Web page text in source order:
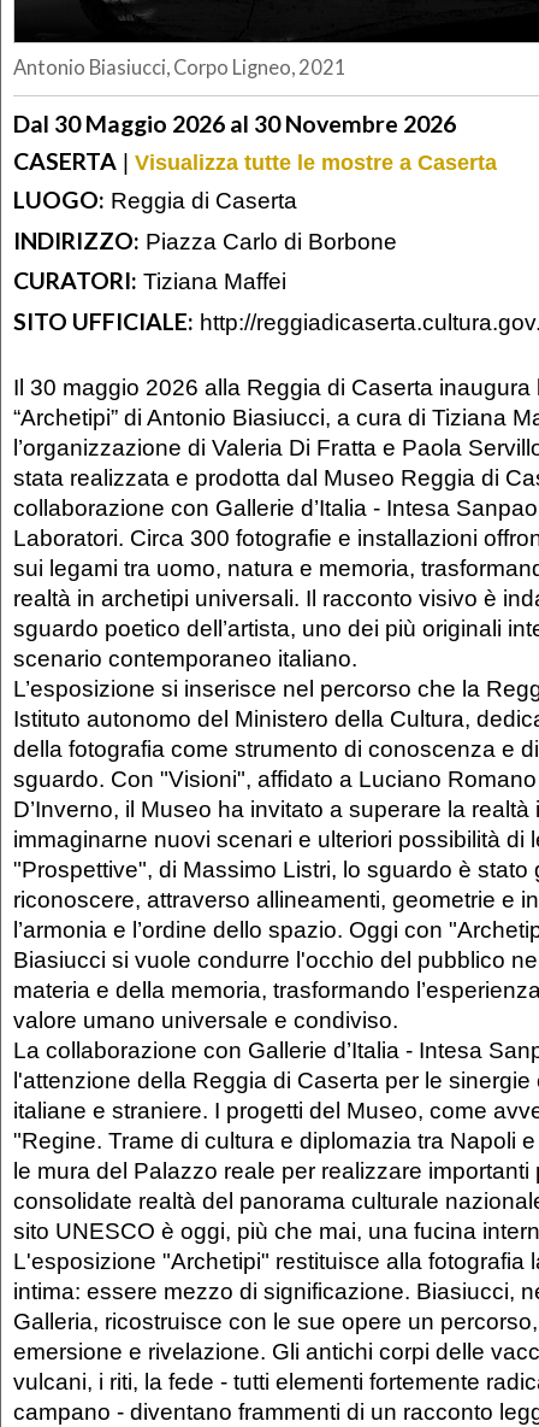
Antonio Biasiucci, Corpo Ligneo, 2021
Dal 30 Maggio 2026 al 30 Novembre 2026
CASERTA | Visualizza tutte le mostre a Caserta
LUOGO: Reggia di Caserta
INDIRIZZO: Piazza Carlo di Borbone
CURATORI: Tiziana Maffei
SITO UFFICIALE: http://
Il 30 maggio 2026 alla Reggia di Caserta inaugura
“Archetipi” di Antonio Biasiucci, a cura di Tiziana
l’organizzazione di Valeria Di Fratta e Paola
stata realizzata e prodotta dal Museo Reggia di
collaborazione con Gallerie d’Italia - Intesa
Laboratori. Circa 300 fotografie e installazioni
sui legami tra uomo, natura e memoria,
realtà in archetipi universali. Il racconto visivo è
sguardo poetico dell’artista, uno dei più originali
scenario contemporaneo italiano.
L’esposizione si inserisce nel percorso che la
Istituto autonomo del Ministero della Cultura,
della fotografia come strumento di conoscenza e
sguardo. Con "Visioni", affidato a Luciano
D’Inverno, il Museo ha invitato a superare la realtà
immaginarne nuovi scenari e ulteriori possibilità di
"Prospettive", di Massimo Listri, lo sguardo è stato
riconoscere, attraverso allineamenti, geometrie e
l’armonia e l’ordine dello spazio. Oggi con
Biasiucci si vuole condurre l'occhio del pubblico
materia e della memoria, trasformando
valore umano universale e condiviso.
La collaborazione con Gallerie d’Italia - Intesa
l'attenzione della Reggia di Caserta per le sinergie
italiane e straniere. I progetti del Museo, come
"Regine. Trame di cultura e diplomazia tra Napoli
le mura del Palazzo reale per realizzare importanti
consolidate realtà del panorama culturale
sito UNESCO è oggi, più che mai, una fucina
L'esposizione "Archetipi" restituisce alla fotografia
intima: essere mezzo di significazione. Biasiucci,
Galleria, ricostruisce con le sue opere un
emersione e rivelazione. Gli antichi corpi delle
vulcani, i riti, la fede - tutti elementi fortemente
campano - diventano frammenti di un racconto